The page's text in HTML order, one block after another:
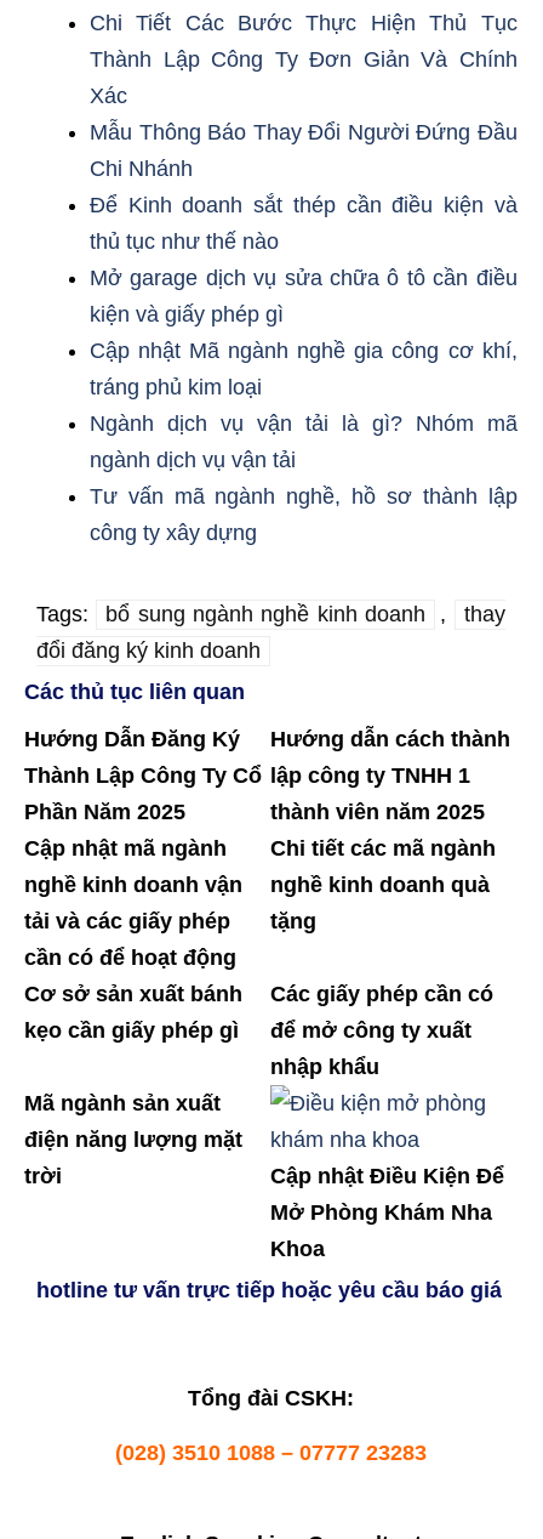
Chi Tiết Các Bước Thực Hiện Thủ Tục
Thành Lập Công Ty Đơn Giản Và Chính
Xác
Mẫu Thông Báo Thay Đổi Người Đứng Đầu
Chi Nhánh
Để Kinh doanh sắt thép cần điều kiện và
thủ tục như thế nào
Mở garage dịch vụ sửa chữa ô tô cần điều
kiện và giấy phép gì
Cập nhật Mã ngành nghề gia công cơ khí,
tráng phủ kim loại
Ngành dịch vụ vận tải là gì? Nhóm mã
ngành dịch vụ vận tải
Tư vấn mã ngành nghề, hồ sơ thành lập
công ty xây dựng
Tags: bổ sung ngành nghề kinh doanh ,
thay
đổi đăng ký kinh doanh
Các thủ tục liên quan
Hướng Dẫn Đăng Ký
Thành Lập Công Ty Cổ
Phần Năm 2025
Hướng dẫn cách thành
lập công ty TNHH 1
thành viên năm 2025
Cập nhật mã ngành
nghề kinh doanh vận
tải và các giấy phép
cần có để hoạt động
Chi tiết các mã ngành
nghề kinh doanh quà
tặng
Cơ sở sản xuất bánh
kẹo cần giấy phép gì
Các giấy phép cần có
để mở công ty xuất
nhập khẩu
Mã ngành sản xuất
điện năng lượng mặt
trời
Cập nhật Điều Kiện Để
Mở Phòng Khám Nha
Khoa
hotline tư vấn trực tiếp hoặc yêu cầu báo giá
Tổng đài CSKH:
(028) 3510 1088 – 07777 23283